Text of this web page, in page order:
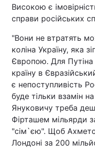
Високою є
справи російських
"Вони не втратять
коліна Україну, яка
Європою. Для
країну в
є непоступливість
буде тільки взамін
Януковичу треба
Фірташем мільярди
"сім`єю". Щоб
Лондоні за 200